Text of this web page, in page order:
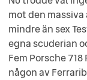
mot den
mindre än sex
egna scuderian
Fem Porsche
någon av